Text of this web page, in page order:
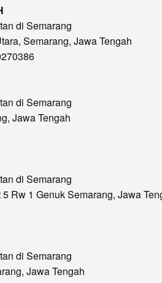
di Semarang
Semarang, Jawa Tengah
di Semarang
Jawa Tengah
di Semarang
Rw 1 Genuk Semarang, Jawa
di Semarang
Jawa Tengah